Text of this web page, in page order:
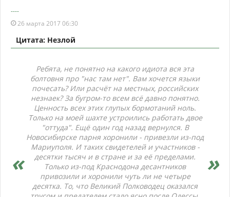
----
26 марта 2017 06:30
Цитата: Незлой
Ребята, не понятно на какого идиота вся эта
болтовня про "нас там нет". Вам хочется языки
почесать? Или расчёт на местных, российских
незнаек? За бугром-то всем всё давно понятно.
Ценность всех этих глупых бормотаний ноль.
Только на моей шахте устроились работать двое
"оттуда". Ещё один год назад вернулся. В
Новосибирске парня хоронили - привезли из-под
Мариуполя. И таких свидетелей и участников -
десятки тысяч и в стране и за её пределами.
Только из-под Краснодона десантников
привозили и хоронили чуть ли не четыре
десятка. То, что Великий Полководец оказался